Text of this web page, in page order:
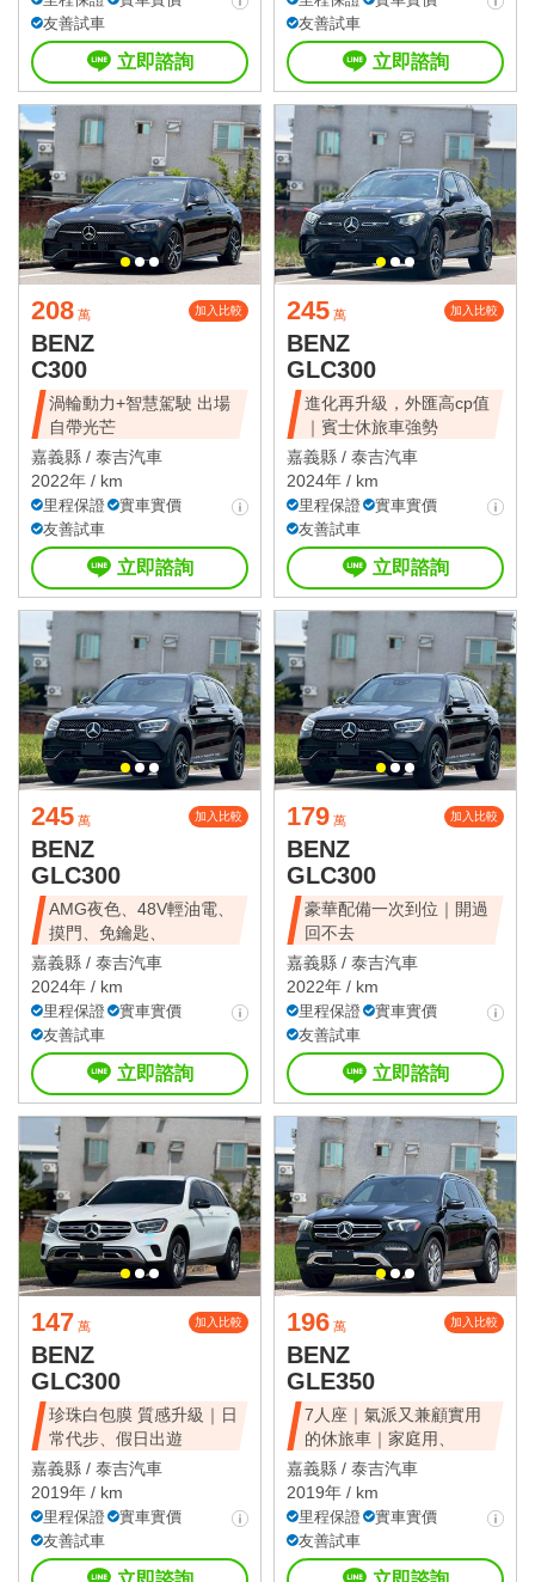
友善試車
立即諮詢
友善試車
立即諮詢
208 萬 加入比較
BENZ
C300
渦輪動力+智慧駕駛 出場
自帶光芒
嘉義縣 / 泰吉汽車
2022年 / km
里程保證
實車實價
友善試車
立即諮詢
245 萬 加入比較
BENZ
GLC300
進化再升級，外匯高cp值
｜賓士休旅車強勢
嘉義縣 / 泰吉汽車
2024年 / km
里程保證
實車實價
友善試車
立即諮詢
245 萬 加入比較
BENZ
GLC300
AMG夜色、48V輕油電、
摸門、免鑰匙、
嘉義縣 / 泰吉汽車
2024年 / km
里程保證
實車實價
友善試車
立即諮詢
179 萬 加入比較
BENZ
GLC300
豪華配備一次到位｜開過
回不去
嘉義縣 / 泰吉汽車
2022年 / km
里程保證
實車實價
友善試車
立即諮詢
147 萬 加入比較
BENZ
GLC300
珍珠白包膜 質感升級｜日
常代步、假日出遊
嘉義縣 / 泰吉汽車
2019年 / km
里程保證
實車實價
友善試車
196 萬 加入比較
BENZ
GLE350
7人座｜氣派又兼顧實用
的休旅車｜家庭用、
嘉義縣 / 泰吉汽車
2019年 / km
里程保證
實車實價
友善試車